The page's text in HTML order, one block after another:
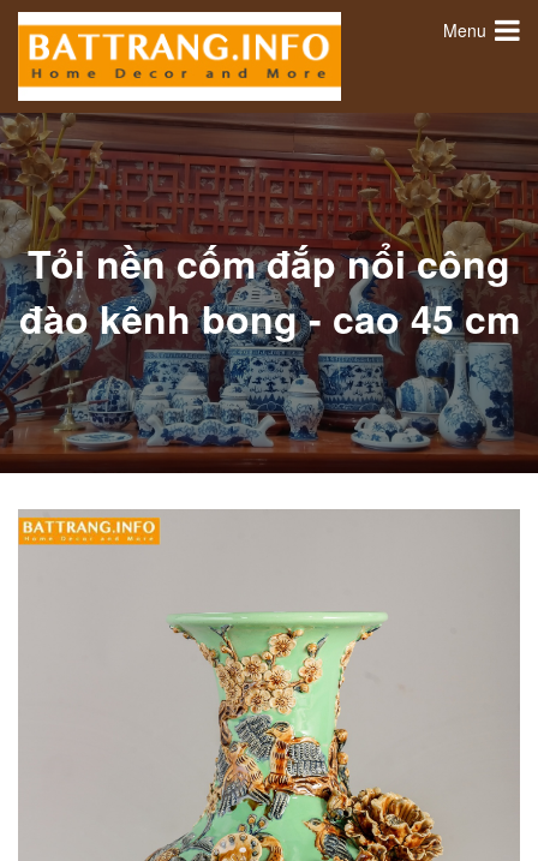
Menu
Tỏi nền cốm đắp nổi công
đào kênh bong - cao 45 cm